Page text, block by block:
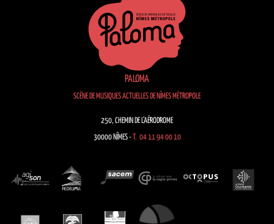
PALOMA
SCÈNE DE MUSIQUES ACTUELLES DE NÎMES MÉTROPOLE
250, CHEMIN DE L’AÉRODROME
30000 NÎMES -T. 04 11 94 00 10